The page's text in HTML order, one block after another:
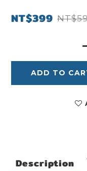
NT$399
ADD TO
Description